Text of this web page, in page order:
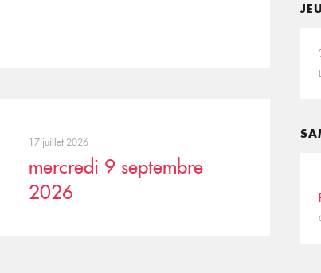
17 juillet 2026
mercredi 9 septembre
2026